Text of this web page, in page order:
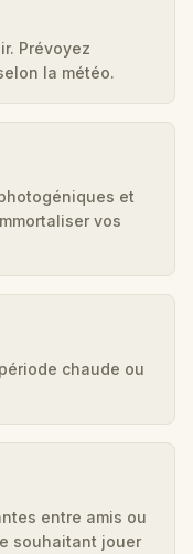
Prévoyez
la météo.
et
vos
chaude ou
entre amis ou
souhaitant jouer